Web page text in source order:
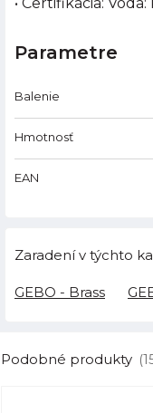
Parametre
Balenie
Hmotnosť
EAN
Zaradení v týchto
GEBO - Brass
Podobné produkty